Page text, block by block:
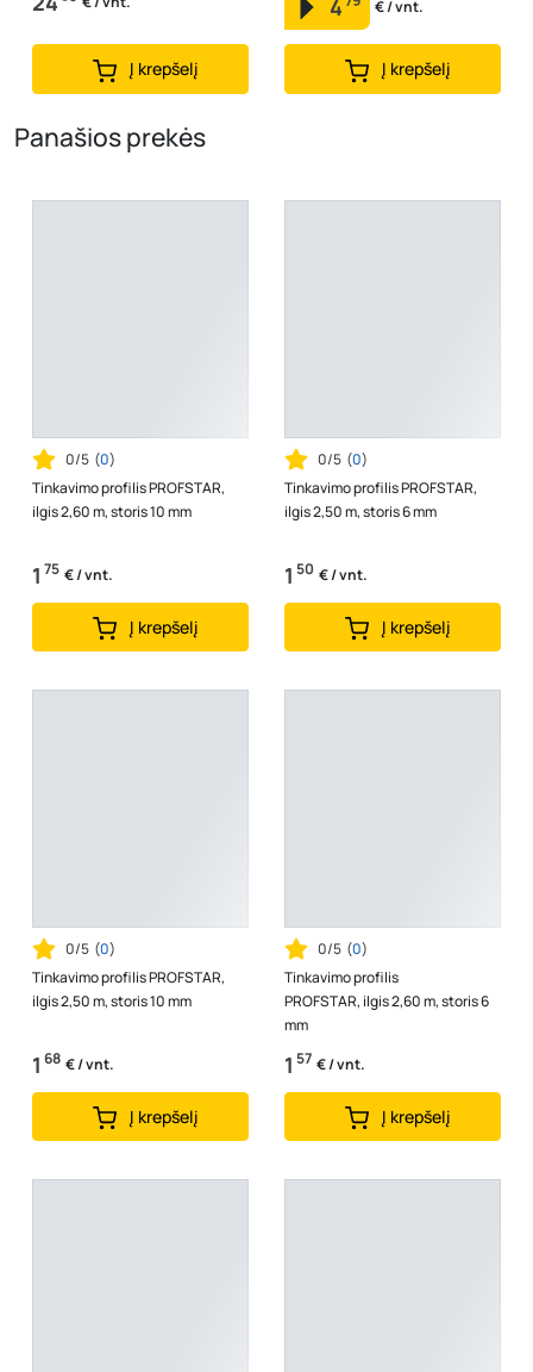
Į krepšelį
4 € / vnt.
Į krepšelį
Panašios prekės
0/5 (0)
Tinkavimo profilis PROFSTAR,
ilgis 2,60 m, storis 10 mm
1 75 € / vnt.
Į krepšelį
0/5 (0)
Tinkavimo profilis PROFSTAR,
ilgis 2,50 m, storis 6 mm
1 50 € / vnt.
Į krepšelį
0/5 (0)
Tinkavimo profilis PROFSTAR,
ilgis 2,50 m, storis 10 mm
1 68 € / vnt.
Į krepšelį
0/5 (0)
Tinkavimo profilis
PROFSTAR, ilgis 2,60 m, storis 6
mm
1 57 € / vnt.
Į krepšelį